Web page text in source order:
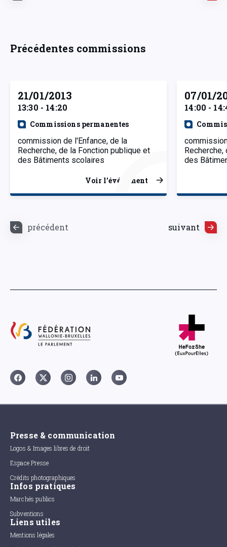
Précédentes commissions
21/01/2013
13:30 - 14:20
Commissions permanentes
commission de l'Enfance, de la
Recherche, de la Fonction publique et
des Bâtiments scolaires
Voir l’événement
07/01/
14:00 -
des
précédent suivant
Presse & communication
Logos & Images libres de droit
Espace Presse
Crédits photographiques
Infos pratiques
Marchés publics
Subventions
Liens utiles
Mentions légales